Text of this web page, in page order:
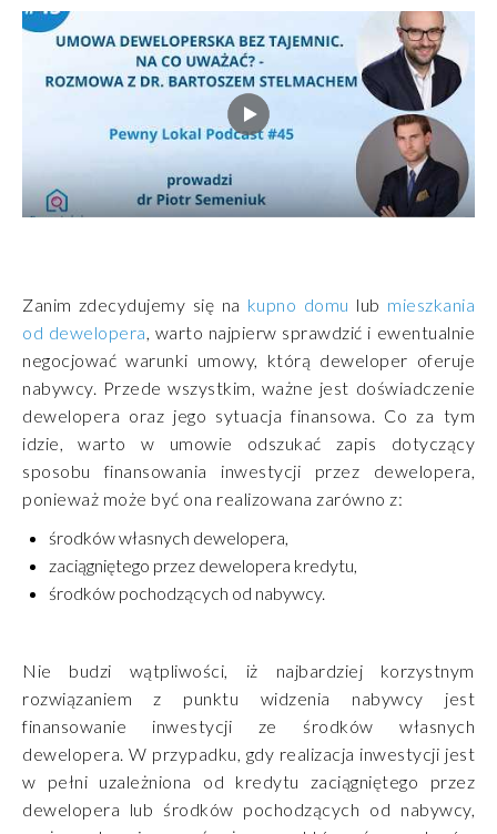
Zanim zdecydujemy się na kupno domu lub mieszkania
od dewelopera , warto najpierw sprawdzić i ewentualnie
negocjować warunki umowy, którą deweloper oferuje
nabywcy. Przede wszystkim, ważne jest doświadczenie
dewelopera oraz jego sytuacja finansowa. Co za tym
idzie, warto w umowie odszukać zapis dotyczący
sposobu finansowania inwestycji przez dewelopera,
ponieważ może być ona realizowana zarówno z:
środków własnych dewelopera,
zaciągniętego przez dewelopera kredytu,
środków pochodzących od nabywcy.
Nie budzi wątpliwości, iż najbardziej korzystnym
rozwiązaniem z punktu widzenia nabywcy jest
finansowanie inwestycji ze środków własnych
dewelopera. W przypadku, gdy realizacja inwestycji jest
w pełni uzależniona od kredytu zaciągniętego przez
dewelopera lub środków pochodzących od nabywcy,